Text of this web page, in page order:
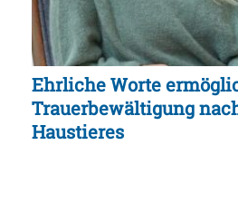
Ehrliche Worte
Trauerbewältigung
Haustieres